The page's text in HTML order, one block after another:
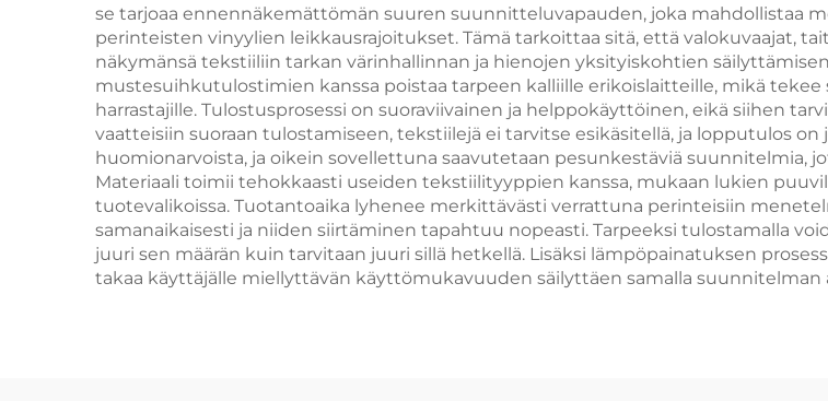
se tarjoaa ennennäkemättömän suuren suunnitteluvapauden, joka mahdollistaa
perinteisten vinyylien leikkausrajoitukset. Tämä tarkoittaa sitä, että valokuvaajat,
näkymänsä tekstiiliin tarkan värinhallinnan ja hienojen yksityiskohtien
mustesuihkutulostimien kanssa poistaa tarpeen kalliille erikoislaitteille, mikä
harrastajille. Tulostusprosessi on suoraviivainen ja helppokäyttöinen, eikä siihen
vaatteisiin suoraan tulostamiseen, tekstiilejä ei tarvitse esikäsitellä, ja lopputulos
huomionarvoista, ja oikein sovellettuna saavutetaan pesunkestäviä suunnitelmia,
Materiaali toimii tehokkaasti useiden tekstiilityyppien kanssa, mukaan lukien
tuotevalikoissa. Tuotantoaika lyhenee merkittävästi verrattuna perinteisiin
samanaikaisesti ja niiden siirtäminen tapahtuu nopeasti. Tarpeeksi tulostamalla
juuri sen määrän kuin tarvitaan juuri sillä hetkellä. Lisäksi lämpöpainatuksen
takaa käyttäjälle miellyttävän käyttömukavuuden säilyttäen samalla